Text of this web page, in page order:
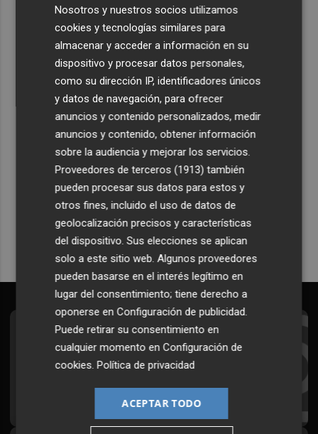
construir la planta de fabricación de chips Terafab
El Villarreal realiza su tradicional ofrenda a la Mare de
Déu de Gràcia y Sant Pasqual Baylón
Recibe toda la actualidad de
Plaza Podcast en tu correo
Quiero suscribirme
Suscríbete al Boletín
Todos los días a primera hora en tu email
Nosotros y nuestros socios utilizamos
cookies y tecnologías similares para
almacenar y acceder a información en su
dispositivo y procesar datos personales,
como su dirección IP, identificadores únicos
y datos de navegación, para ofrecer
anuncios y contenido personalizados, medir
anuncios y contenido, obtener información
sobre la audiencia y mejorar los servicios.
Proveedores de terceros (1913) también
pueden procesar sus datos para estos y
otros fines, incluido el uso de datos de
geolocalización precisos y características
del dispositivo. Sus elecciones se aplican
solo a este sitio web. Algunos proveedores
pueden basarse en el interés legítimo en
lugar del consentimiento; tiene derecho a
oponerse enConfiguración de publicidad.
Puede retirar su consentimiento en
cualquier momento enConfiguración de
cookies.Política de privacidad
ACEPTAR TODO